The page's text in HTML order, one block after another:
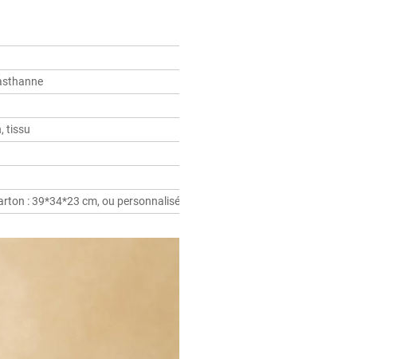
tissu
: 39*34*23 cm, ou personnalisé selon vos besoins